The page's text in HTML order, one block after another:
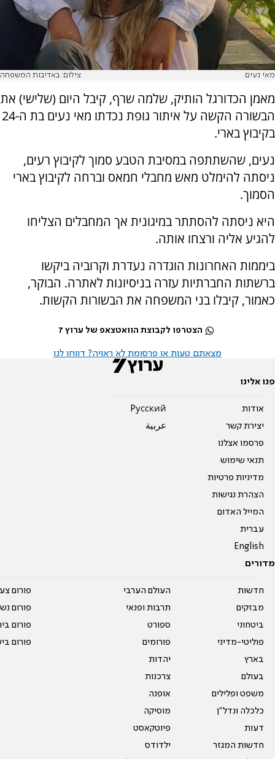
מאי נעים צילום: באדיבות המשפחה
מאמן הכדורגל הותיק, שלמה שרף, קיבל היום (שלישי) את
הבשורה הקשה על איתור גופת נכדתו מאי נעים בת ה-24
בקיבוץ בארי.
נעים, שהשתתפה במסיבת הטבע סמוך לקיבוץ רעים,
ניסתה להימלט מאש מחבלי חמאס וברחה לקיבוץ בארי
הסמוך.
היא ניסתה להסתתר במיגונית אך המחבלים הצליחו
להגיע אליה ורצחו אותה.
ביממות האחרונות הוגדרה נעדרת וקרוביה ביקשו
ברשתות החברתיות עזרה בניסיונות לאתרה. הבוקר,
כאמור, קיבלו בני המשפחה את הבשורות הקשות.
הצטרפו לקבוצת הוואטצאפ של ערוץ 7
מצאתם טעות או פרסומת לא ראויה? דווחו לנו
פנו אלינו
אודות
יצירת קשר
פרסמו אצלנו
תנאי שימוש
מדיניות פרטיות
הצהרת נגישות
המייל האדום
עברית
English
Pусский
عربية
מדורים
חדשות
מבזקים
ביטחוני
פוליטי-מדיני
בארץ
בעולם
משפט ופלילים
כלכלה ונדל"ן
דעות
חדשות המגזר
העולם הערבי
תרבות ופנאי
ספורט
פורומים
יהדות
צרכנות
אופנה
מוסיקה
פיוטקאסט
ילדודס
פורום
פורום
פורום
פורום